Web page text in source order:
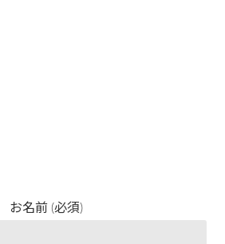
お名前 (必須)